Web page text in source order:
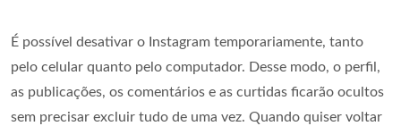
É possível desativar o Instagram temporariamente, tanto
pelo celular quanto pelo computador. Desse modo, o perfil,
as publicações, os comentários e as curtidas ficarão ocultos
sem precisar excluir tudo de uma vez. Quando quiser voltar